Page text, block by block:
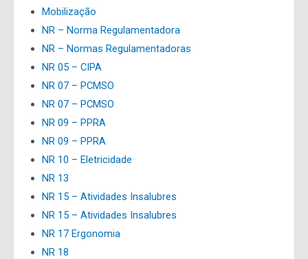
Mobilização
NR – Norma Regulamentadora
NR – Normas Regulamentadoras
NR 05 – CIPA
NR 07 – PCMSO
NR 07 – PCMSO
NR 09 – PPRA
NR 09 – PPRA
NR 10 – Eletricidade
NR 13
NR 15 – Atividades Insalubres
NR 15 – Atividades Insalubres
NR 17 Ergonomia
NR 18